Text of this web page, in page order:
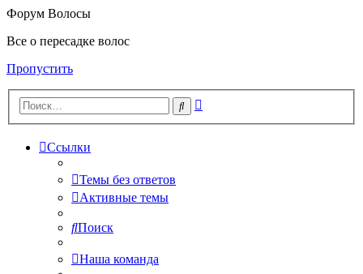
Форум Волосы
Все о пересадке волос
Пропустить
Поиск
Ссылки
Темы без ответов
Активные темы
Поиск
Наша команда